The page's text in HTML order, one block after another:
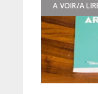
A VOIR/A